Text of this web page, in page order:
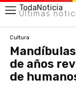
TodaNoticia
Últimas
Cultura
de años
de